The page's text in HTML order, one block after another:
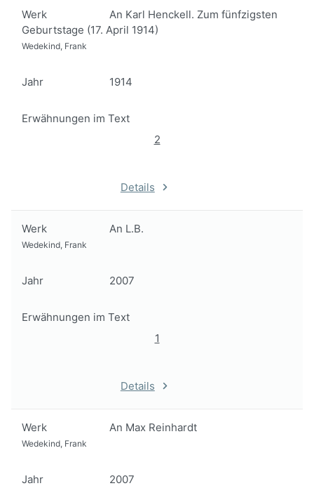
Werk
An Karl Henckell. Zum fünfzigsten
Geburtstage (17. April 1914)
Wedekind, Frank
Jahr 1914
Erwähnungen im Text
2
Details
Werk An L.B.
Wedekind, Frank
Jahr 2007
Erwähnungen im Text
1
Details
Werk An Max Reinhardt
Wedekind, Frank
Jahr 2007